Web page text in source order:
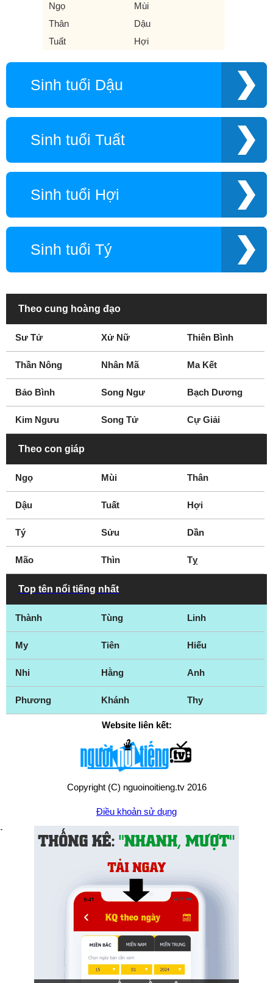
Ngọ
Mùi
Thân
Dậu
Tuất
Hợi
Sinh tuổi Dậu
Sinh tuổi Tuất
Sinh tuổi Hợi
Sinh tuổi Tý
Theo cung hoàng đạo
Sư Tử Xử Nữ Thiên Bình
Thần Nông Nhân Mã Ma Kết
Bảo Bình Song Ngư Bạch Dương
Kim Ngưu Song Tử Cự Giải
Theo con giáp
Ngọ Mùi Thân
Dậu Tuất Hợi
Tý Sửu Dần
Mão Thìn Tỵ
Top tên nổi tiếng nhất
Thành Tùng Linh
My Tiên Hiếu
Nhi Hằng Anh
Phương Khánh Thy
Website liên kết:
Copyright (C) nguoinoitieng.tv 2016
Điều khoản sử dụng
Chính sách quyền riêng tư
mail.nguoinoitieng.tv@gmail.com